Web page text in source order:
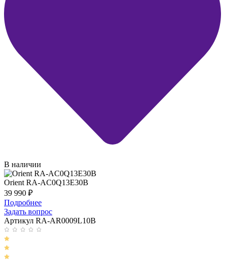
В наличии
Orient RA-AC0Q13E30B
39 990 ₽
Подробнее
Задать вопрос
Артикул RA-AR0009L10B